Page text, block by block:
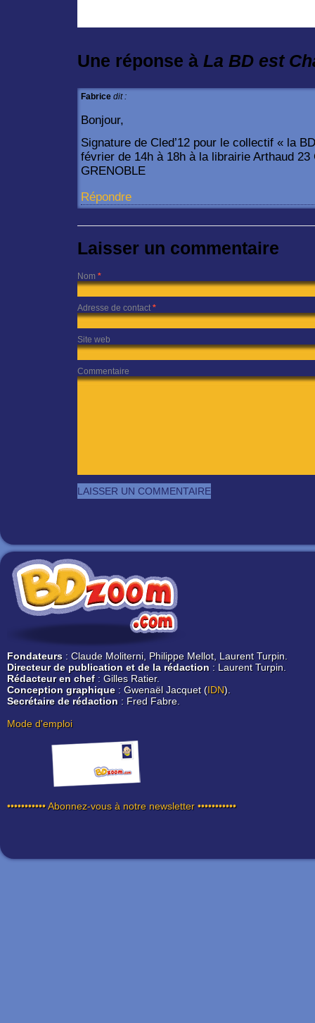
Une réponse à La BD est
Fabrice dit :
Bonjour,
Signature de Cled’12 pour le collectif « la
février de 14h à 18h à la librairie Arthaud 23
GRENOBLE
Répondre
Laisser un commentaire
Nom *
Adresse de contact *
Site web
Commentaire
Fondateurs : Claude Moliterni, Philippe Mellot, Laurent Turpin.
Directeur de publication et de la rédaction : Laurent Turpin.
Rédacteur en chef: Gilles Ratier.
Conception graphique: Gwenaël Jacquet (IDN).
Secrétaire de rédaction : Fred Fabre.
Mode d'emploi
••••••••••• Abonnez-vous à notre newsletter •••••••••••